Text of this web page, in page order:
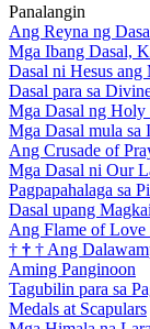
Panalangin
Ang Reyna ng
Mga Ibang Dasal,
Dasal ni Hesus ang
Dasal para sa
Mga Dasal ng
Mga Dasal mula sa
Ang Crusade of
Mga Dasal ni Our
Pagpapahalaga sa
Dasal upang
Ang Flame of Love
† † † Ang
Aming Panginoon
Tagubilin para sa
Medals at Scapulars